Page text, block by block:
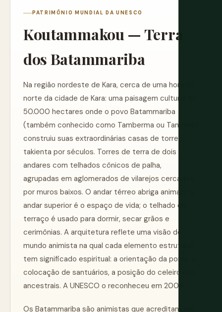
PATRIMÔNIO MUNDIAL DA UNESCO
Koutammakou — Terra
dos Batammariba
Na região nordeste de Kara, cerca de uma hora ao
norte da cidade de Kara: uma paisagem cultural de
50.000 hectares onde o povo Batammariba
(também conhecido como Tamberma ou Tammari)
construiu suas extraordinárias casas de torre
takienta por séculos. Torres de terra de dois
andares com telhados cônicos de palha,
agrupadas em aglomerados de vilarejos cercados
por muros baixos. O andar térreo abriga animais; o
andar superior é o espaço de vida; o telhado de
terraço é usado para dormir, secar grãos e
cerimônias. A arquitetura reflete uma visão de
mundo animista na qual cada elemento estrutural
tem significado espiritual: a orientação da porta, a
colocação de santuários, a posição do celeiro dos
ancestrais. A UNESCO o reconheceu em 2004.
Os Batammariba são animistas que acreditam em